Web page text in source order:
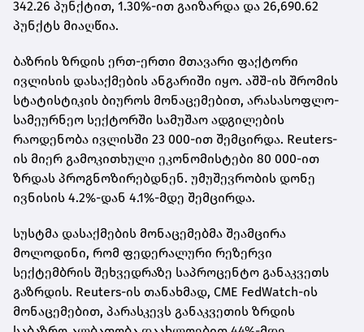
342.26 პუნქტით, 1.30%-ით გაიზარდა და 26,690.62
პუნქტს მიაღწია.
ბაზრის ზრდის ერთ-ერთი მთავარი ფაქტორი
ივლისის დასაქმების ანგარიში იყო. აშშ-ის შრომის
სტატისტიკის ბიუროს მონაცემებით, არასასოფლო-
სამეურნეო სექტორში სამუშაო ადგილების
რაოდენობა ივლისში 23 000-ით შემცირდა. Reuters-
ის მიერ გამოკითხული ეკონომისტები 80 000-ით
ზრდას პროგნოზირებდნენ. უმუშევრობის დონე
ივნისის 4.2%-დან 4.1%-მდე შემცირდა.
სუსტმა დასაქმების მონაცემებმა შეამცირა
მოლოდინი, რომ ფედერალური რეზერვი
სექტემბრის შეხვედრაზე საპროცენტო განაკვეთს
გაზრდის. Reuters-ის თანახმად, CME FedWatch-ის
მონაცემებით, პარასკევს განაკვეთის ზრდის